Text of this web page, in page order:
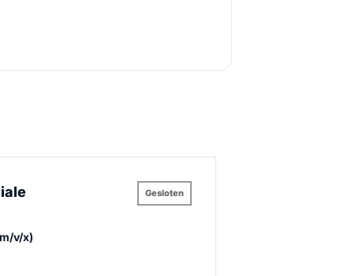
v/x)
Gesloten